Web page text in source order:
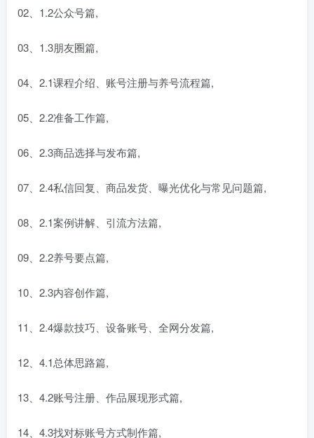
02、1.2公众号篇,
03、1.3朋友圈篇,
04、2.1课程介绍、账号注册与养号流程篇,
05、2.2准备工作篇,
06、2.3商品选择与发布篇,
07、2.4私信回复、商品发货、曝光优化与常见问题篇,
08、2.1案例讲解、引流方法篇,
09、2.2养号要点篇,
10、2.3内容创作篇,
11、2.4爆款技巧、设备账号、全网分发篇,
12、4.1总体思路篇,
13、4.2账号注册、作品展现形式篇,
14、4.3找对标账号方式制作篇,